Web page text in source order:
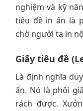
nghiệm và kỹ
tiêu đề in ấn là
chờ người ta in
Giấy tiêu đề
Là định nghĩa
ấn. Nó là phôi
rách được.